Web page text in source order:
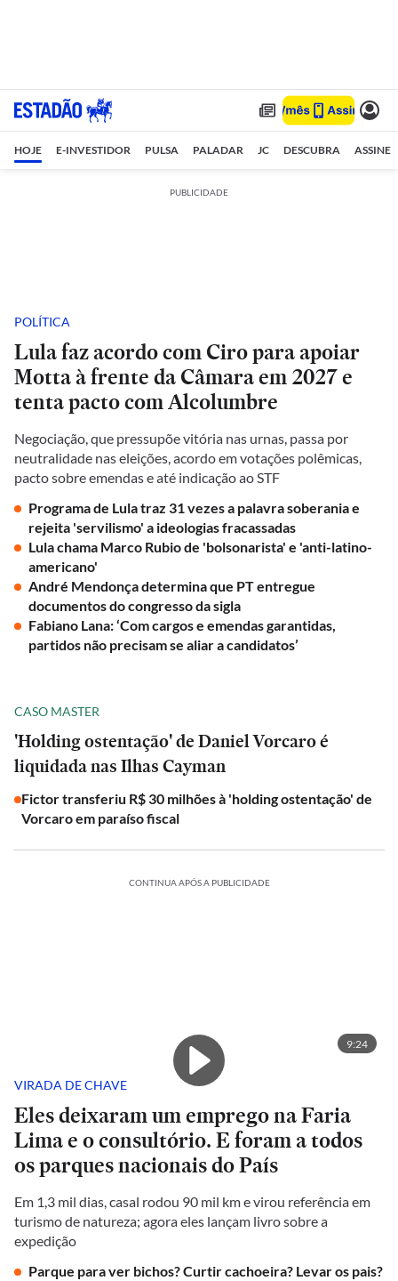
HOJE E-INVESTIDOR PULSA PALADAR JC DESCUBRA ASSINE
PUBLICIDADE
POLÍTICA
Lula faz acordo com Ciro para apoiar
Motta à frente da Câmara em 2027 e
tenta pacto com Alcolumbre
Negociação, que pressupõe vitória nas urnas, passa por
neutralidade nas eleições, acordo em votações polêmicas,
pacto sobre emendas e até indicação ao STF
Programa de Lula traz 31 vezes a palavra soberania e
rejeita 'servilismo' a ideologias fracassadas
Lula chama Marco Rubio de 'bolsonarista' e 'anti-latino-
americano'
André Mendonça determina que PT entregue
documentos do congresso da sigla
Fabiano Lana: ‘Com cargos e emendas garantidas,
partidos não precisam se aliar a candidatos’
CASO MASTER
'Holding ostentação' de Daniel Vorcaro é
liquidada nas Ilhas Cayman
Fictor transferiu R$ 30 milhões à 'holding ostentação' de
Vorcaro em paraíso fiscal
CONTINUA APÓS A PUBLICIDADE
9:24
VIRADA DE CHAVE
Eles deixaram um emprego na Faria
Lima e o consultório. E foram a todos
os parques nacionais do País
Em 1,3 mil dias, casal rodou 90 mil km e virou referência em
turismo de natureza; agora eles lançam livro sobre a
expedição
Parque para ver bichos? Curtir cachoeira? Levar os pais?